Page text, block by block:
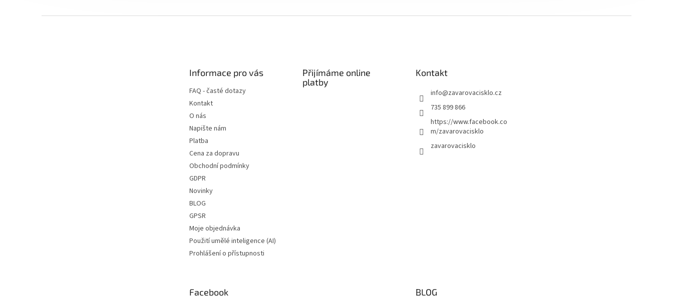
Informace pro vás
FAQ - časté dotazy
Kontakt
O nás
Napište nám
Platba
Cena za dopravu
Obchodní podmínky
GDPR
Novinky
BLOG
GPSR
Moje objednávka
Použití umělé inteligence (AI)
Prohlášení o přístupnosti
Přijímáme online
platby
Kontakt
info@zavarovacisklo.cz
735 899 866
https://www.facebook.co
m/zavarovacisklo
zavarovacisklo
Facebook BLOG